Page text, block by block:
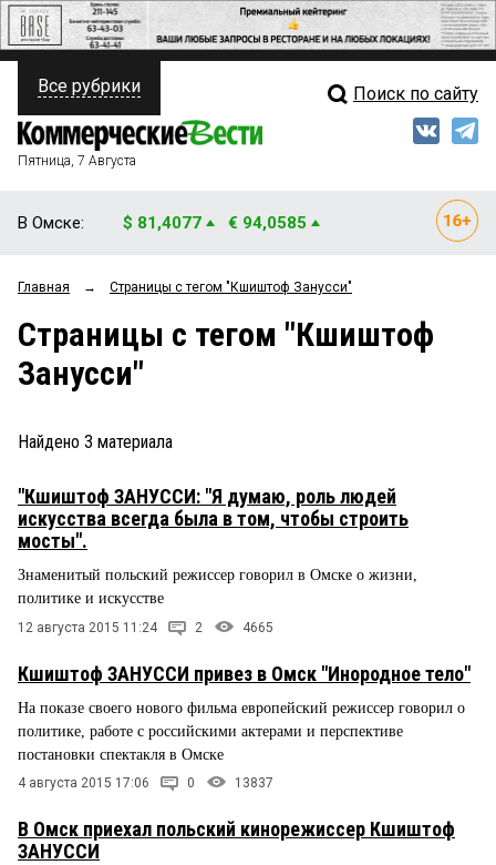
ПОЛИТИКА
ФИНАНСЫ
ОБЩЕСТВО
ЗАКОН
НОВОСТИ КОМПАНИЙ
ПРОИСШЕСТВИЯ
СТИЛЬ ЖИЗНИ
Свежий выпуск
Мнения
Рейтинги
Все рубрики Поиск по сайту
Пятница, 7 Августа
В Омске: $ 81,4077 € 94,0585
Главная → Страницы c тегом "Кшиштоф Занусси"
Страницы c тегом "Кшиштоф
Занусси"
Найдено 3 материала
"Кшиштоф ЗАНУССИ: "Я думаю, роль людей
искусства всегда была в том, чтобы строить
мосты".
Знаменитый польский режиссер говорил в Омске о жизни,
политике и искусстве
12 августа 2015 11:24 2 4665
Кшиштоф ЗАНУССИ привез в Омск "Инородное тело"
На показе своего нового фильма европейский режиссер говорил о
политике, работе с российскими актерами и перспективе
постановки спектакля в Омске
4 августа 2015 17:06 0 13837
В Омск приехал польский кинорежиссер Кшиштоф
ЗАНУССИ